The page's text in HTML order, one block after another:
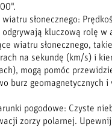
słonecznego:
odgrywają kluczową rolę w
wiatru słonecznego,
na sekundę (km/s) i
mogą pomóc
burz geomagnetycznych i
pogodowe: Czyste
zorzy polarnej.